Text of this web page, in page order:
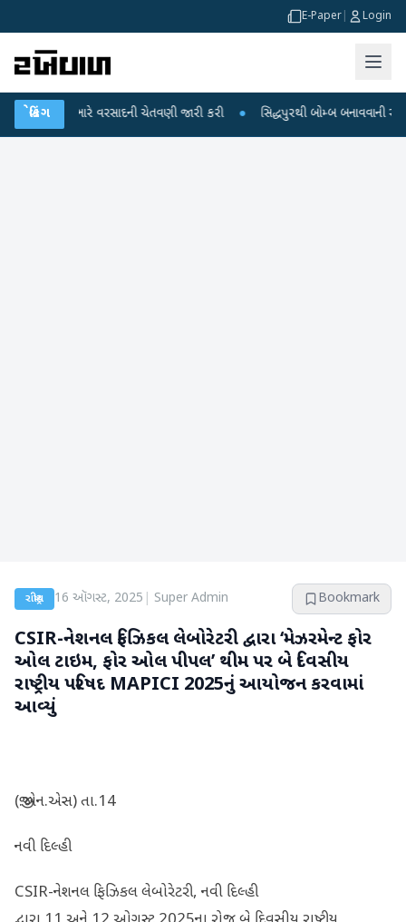
E-Paper Login
બ્રેકિંગ
ભારે વરસાદની ચેતવણી જારી કરી ● સિદ્ધપુરથી બોમ્બ બનાવવાની સામગ્રી સાથે
રાષ્ટ્રીય 16 ઑગસ્ટ, 2025 Super Admin Bookmark
CSIR-નેશનલ ફિઝિકલ લેબોરેટરી દ્વારા ‘મેઝરમેન્ટ ફોર
ઓલ ટાઇમ, ફોર ઓલ પીપલ’ થીમ પર બે દિવસીય
રાષ્ટ્રીય પરિષદ MAPICI 2025નું આયોજન કરવામાં
આવ્યું
(જી.એન.એસ) તા.14
નવી દિલ્હી
CSIR-નેશનલ ફિઝિકલ લેબોરેટરી, નવી દિલ્હી